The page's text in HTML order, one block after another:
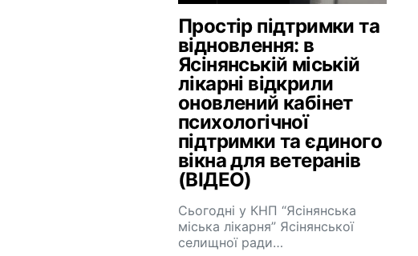
Простір підтримки та
відновлення: в
Ясінянській міській
лікарні відкрили
оновлений кабінет
психологічної
підтримки та єдиного
вікна для ветеранів
(ВІДЕО)
Сьогодні у КНП “Ясінянська
міська лікарня” Ясінянської
селищної ради…